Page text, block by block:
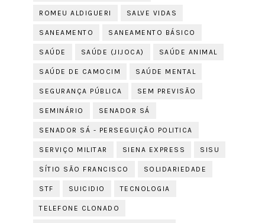
ROMEU ALDIGUERI SALVE VIDAS
SANEAMENTO SANEAMENTO BÁSICO
SAÚDE SAÚDE (JIJOCA) SAÚDE ANIMAL
SAÚDE DE CAMOCIM SAÚDE MENTAL
SEGURANÇA PÚBLICA SEM PREVISÃO
SEMINÁRIO SENADOR SÁ
SENADOR SÁ - PERSEGUIÇÃO POLITICA
SERVIÇO MILITAR SIENA EXPRESS SISU
SÍTIO SÃO FRANCISCO SOLIDARIEDADE
STF SUICIDIO TECNOLOGIA
TELEFONE CLONADO